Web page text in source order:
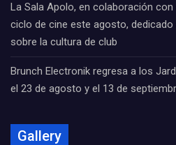
La Sala Apolo, en colaboración con
ciclo de cine este agosto,
sobre la cultura de club
Brunch Electronik regresa a los
el 23 de agosto y el 13 de
Gallery